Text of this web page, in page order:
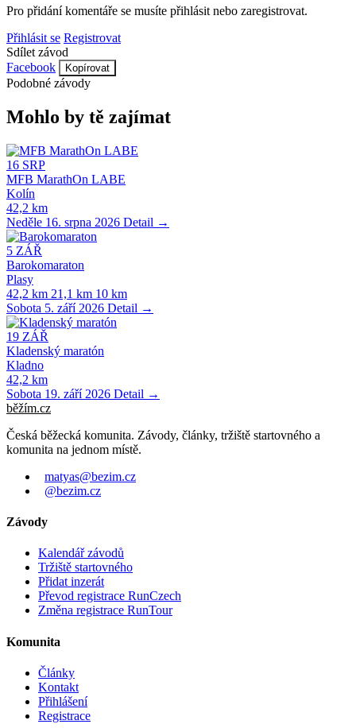
Pro přidání komentáře se musíte přihlásit nebo zaregistrovat.
Přihlásit se Registrovat
Sdílet závod
Facebook
Kopírovat
Podobné závody
Mohlo by tě zajímat
16 SRP
MFB MarathOn LABE
Kolín
42,2 km
Neděle 16. srpna 2026 Detail →
5 ZÁŘ
Barokomaraton
Plasy
42,2 km 21,1 km 10 km
Sobota 5. září 2026 Detail →
19 ZÁŘ
Kladenský maratón
Kladno
42,2 km
Sobota 19. září 2026 Detail →
běžím.cz
Česká běžecká komunita. Závody, články, tržiště startovného a
komunita na jednom místě.
matyas@bezim.cz
@bezim.cz
Závody
Kalendář závodů
Tržiště startovného
Přidat inzerát
Převod registrace RunCzech
Změna registrace RunTour
Komunita
Články
Kontakt
Přihlášení
Registrace